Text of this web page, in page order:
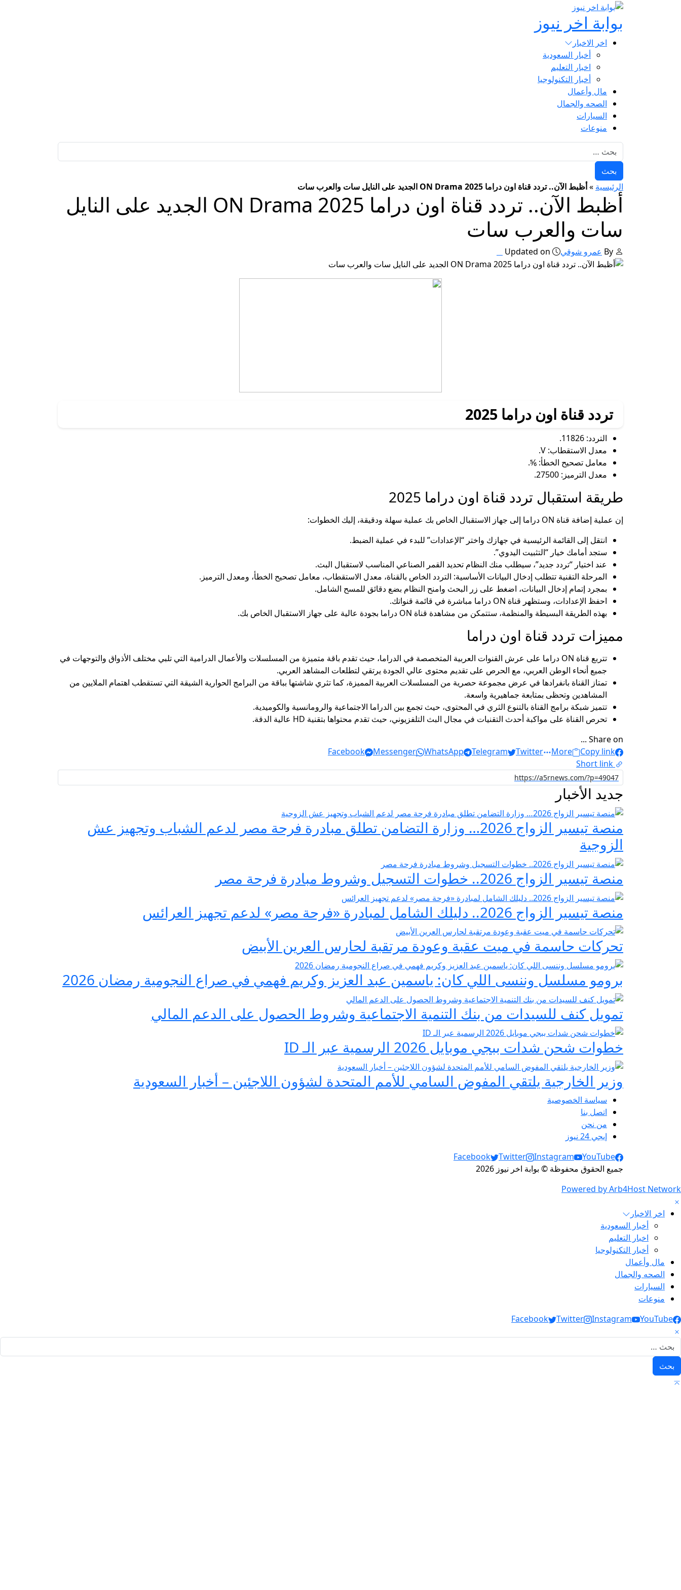
بوابة اخر نيوز
اخر الاخبار
أخبار السعودية
اخبار التعليم
أخبار التكنولوجيا
مال وأعمال
الصحه والجمال
السيارات
منوعات
الرئيسية »أظبط الآن.. تردد قناة اون دراما 2025 ON Drama الجديد على النايل سات والعرب سات
أظبط الآن.. تردد قناة اون دراما 2025 ON Drama الجديد على النايل
سات والعرب سات
By عمرو شوقي Updated on
تردد قناة اون دراما 2025
التردد: 11826.
معدل الاستقطاب: V.
معامل تصحيح الخطأ: ⅚.
معدل الترميز: 27500.
طريقة استقبال تردد قناة اون دراما 2025
إن عملية إضافة قناة ON دراما إلى جهاز الاستقبال الخاص بك عملية سهلة ودقيقة، إليك الخطوات:
انتقل إلى القائمة الرئيسية في جهازك واختر “الإعدادات” للبدء في عملية الضبط.
ستجد أمامك خيار “التثبيت اليدوي”.
عند اختيار “تردد جديد”، سيطلب منك النظام تحديد القمر الصناعي المناسب لاستقبال البث.
المرحلة التقنية تتطلب إدخال البيانات الأساسية: التردد الخاص بالقناة، معدل الاستقطاب، معامل تصحيح الخطأ، ومعدل الترميز.
بمجرد إتمام إدخال البيانات، اضغط على زر البحث وامنح النظام بضع دقائق للمسح الشامل.
احفظ الإعدادات، وستظهر قناة ON دراما مباشرة في قائمة قنواتك.
بهذه الطريقة البسيطة والمنظمة، ستتمكن من مشاهدة قناة ON دراما بجودة عالية على جهاز الاستقبال الخاص بك.
مميزات تردد قناة اون دراما
تتربع قناة ON دراما على عرش القنوات العربية المتخصصة في الدراما، حيث تقدم باقة متميزة من المسلسلات والأعمال الدرامية التي تلبي مختلف الأذواق والتوجهات في
جميع أنحاء الوطن العربي، مع الحرص على تقديم محتوى عالي الجودة يرتقي لتطلعات المشاهد العربي.
تمتاز القناة بانفرادها في عرض مجموعة حصرية من المسلسلات العربية المميزة، كما تثري شاشتها بباقة من البرامج الحوارية الشيقة التي تستقطب اهتمام الملايين من
المشاهدين وتحظى بمتابعة جماهيرية واسعة.
تتميز شبكة برامج القناة بالتنوع الثري في المحتوى، حيث تجمع بين الدراما الاجتماعية والرومانسية والكوميدية.
تحرص القناة على مواكبة أحدث التقنيات في مجال البث التلفزيوني، حيث تقدم محتواها بتقنية HD عالية الدقة.
Share on ...
Facebook
Messenger WhatsApp Telegram Twitter More
Copy link
Short link
جديد الأخبار
منصة تيسير الزواج 2026… وزارة التضامن تطلق مبادرة فرحة مصر لدعم الشباب وتجهيز عش
الزوجية
منصة تيسير الزواج 2026.. خطوات التسجيل وشروط مبادرة فرحة مصر
منصة تيسير الزواج 2026.. دليلك الشامل لمبادرة «فرحة مصر» لدعم تجهيز العرائس
تحركات حاسمة في ميت عقبة وعودة مرتقبة لحارس العرين الأبيض
برومو مسلسل وننسى اللي كان: ياسمين عبد العزيز وكريم فهمي في صراع النجومية رمضان 2026
تمويل كنف للسيدات من بنك التنمية الاجتماعية وشروط الحصول على الدعم المالي
خطوات شحن شدات ببجي موبايل 2026 الرسمية عبر الـ ID
وزير الخارجية يلتقي المفوض السامي للأمم المتحدة لشؤون اللاجئين – أخبار السعودية
سياسة الخصوصية
اتصل بنا
من نحن
إيجي 24 نيوز
Social Links
Facebook Twitter Instagram
YouTube
جميع الحقوق محفوظة © بوابة اخر نيوز 2026
Powered by Arb4Host Network
اخر الاخبار
أخبار السعودية
اخبار التعليم
أخبار التكنولوجيا
مال وأعمال
الصحه والجمال
السيارات
منوعات
Social Links
Facebook Twitter Instagram YouTube